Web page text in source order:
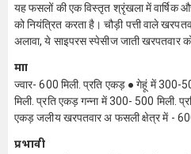
यह फसलों की एक विस्तृत श्रृंखला में वार्षिक और
को नियंत्रित करता है। चौड़ी पत्ती वाले
अलावा, ये साइपरस स्पेसीज जाती खरपतवार
मात्रा
ज्वार- 600 मिली. प्रति एकड़ ● गेहूं में 300-
मिली. प्रति एकड़ गन्ना में 300- 500 मिली.
एकड़ जलीय खरपतवार अ फसली क्षेत्र में -
प्रभावी